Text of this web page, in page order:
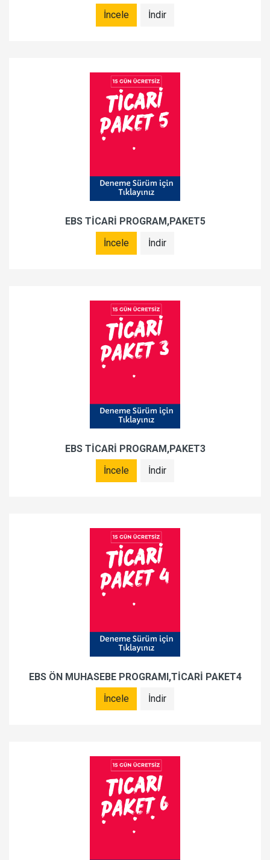
İncele
İndir
EBS TİCARİ PROGRAM,PAKET5
İncele
İndir
EBS TİCARİ PROGRAM,PAKET3
İncele
İndir
EBS ÖN MUHASEBE PROGRAMI,TİCARİ PAKET4
İncele
İndir